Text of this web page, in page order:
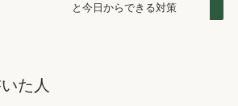
と今日からできる対策
た人